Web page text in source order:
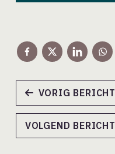
VORIG BERICHT
VOLGEND BERICHT